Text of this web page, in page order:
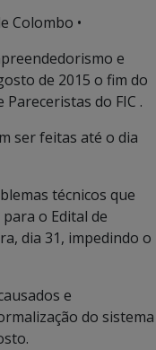
Colombo •
e
de 2015 o fim do
do FIC .
ser feitas até o dia
técnicos que
o Edital de
dia 31, impedindo o
e
do sistema